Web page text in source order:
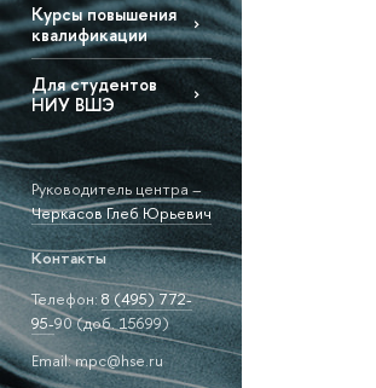
Курсы повышения
квалификации
Для студентов
НИУ ВШЭ
Руководитель центра –
Черкасов Глеб Юрьевич
Контакты
Телефон: 8 (495) 772-
95-90 (доб. 15699)
Email: mpc@hse.ru